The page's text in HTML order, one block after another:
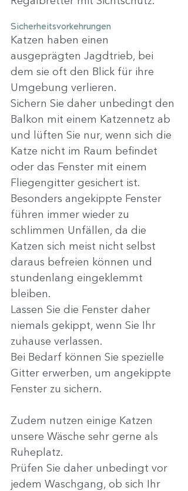
Sicherheitsvorkehrungen
Katzen haben einen
ausgeprägten Jagdtrieb, bei
dem sie oft den Blick für ihre
Umgebung verlieren.
Sichern Sie daher unbedingt den
Balkon mit einem Katzennetz ab
und lüften Sie nur, wenn sich die
Katze nicht im Raum befindet
oder das Fenster mit einem
Fliegengitter gesichert ist.
Besonders angekippte Fenster
führen immer wieder zu
schlimmen Unfällen, da die
Katzen sich meist nicht selbst
daraus befreien können und
stundenlang eingeklemmt
bleiben.
Lassen Sie die Fenster daher
niemals gekippt, wenn Sie Ihr
zuhause verlassen.
Bei Bedarf können Sie spezielle
Gitter erwerben, um angekippte
Fenster zu sichern.
Zudem nutzen einige Katzen
unsere Wäsche sehr gerne als
Ruheplatz.
Prüfen Sie daher unbedingt vor
jedem Waschgang, ob sich Ihr